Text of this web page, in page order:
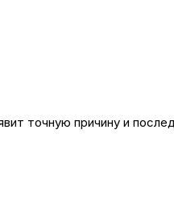
точную причину и